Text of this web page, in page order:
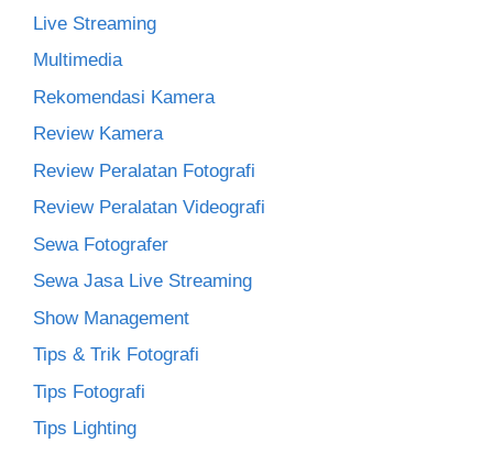
Live Streaming
Multimedia
Rekomendasi Kamera
Review Kamera
Review Peralatan Fotografi
Review Peralatan Videografi
Sewa Fotografer
Sewa Jasa Live Streaming
Show Management
Tips & Trik Fotografi
Tips Fotografi
Tips Lighting